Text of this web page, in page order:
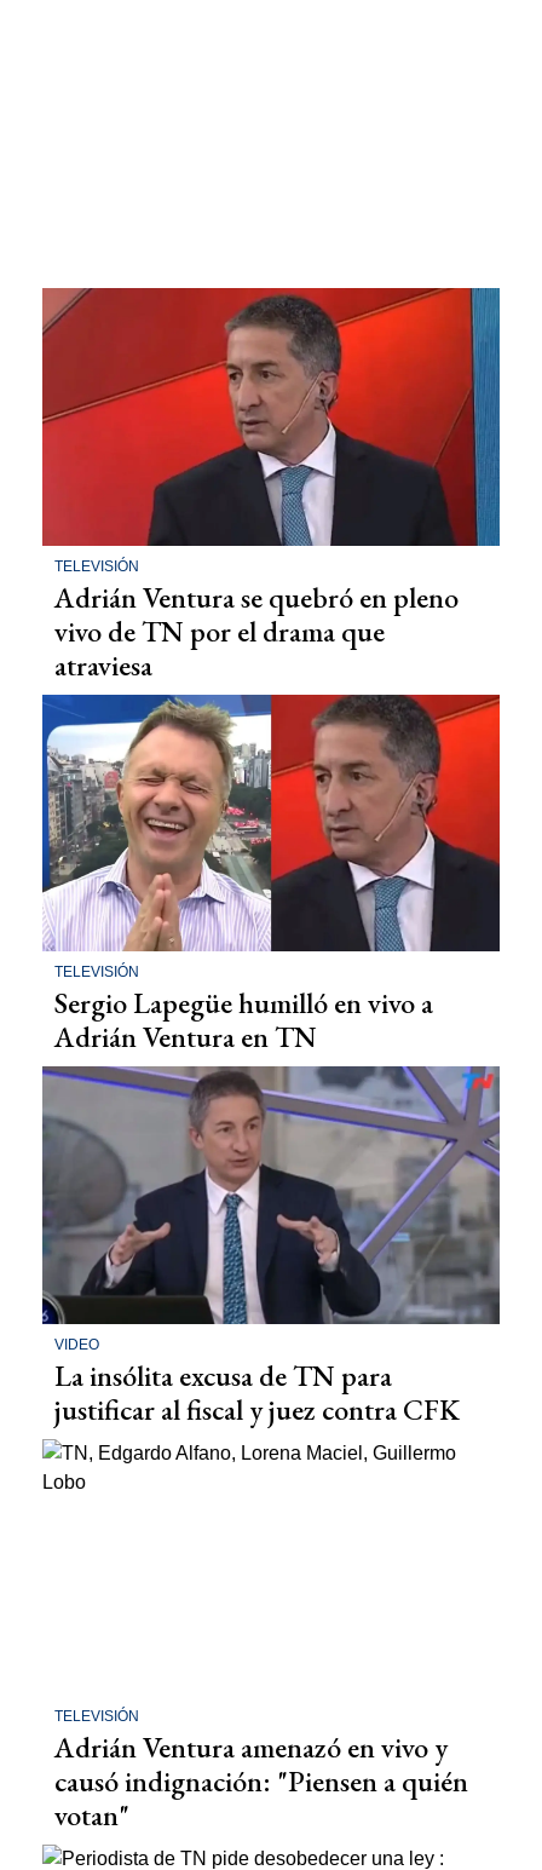
TELEVISIÓN
Adrián Ventura se quebró en pleno
vivo de TN por el drama que
atraviesa
TELEVISIÓN
Sergio Lapegüe humilló en vivo a
Adrián Ventura en TN
VIDEO
La insólita excusa de TN para
justificar al fiscal y juez contra CFK
TELEVISIÓN
Adrián Ventura amenazó en vivo y
causó indignación: "Piensen a quién
votan"